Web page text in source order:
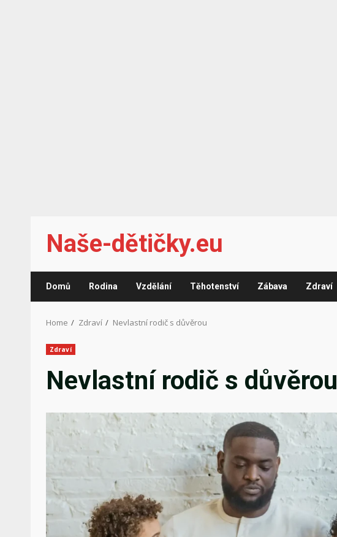
content
Naše-dětičky.eu
Domů Rodina Vzdělání Těhotenství Zábava Zdraví
Home Zdraví Nevlastní rodič s důvěrou
Zdraví
Nevlastní rodič s důvěrou